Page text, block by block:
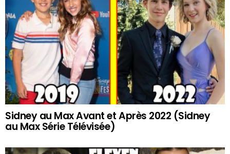
Sidney au Max Avant et Après 2022 (Sidney
au Max Série Télévisée)